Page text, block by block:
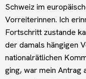
Schweiz im
Vorreiterinnen. Ich
Fortschritt zustande
der damals hängigen
nationalrätlichen
ging, war mein Antrag